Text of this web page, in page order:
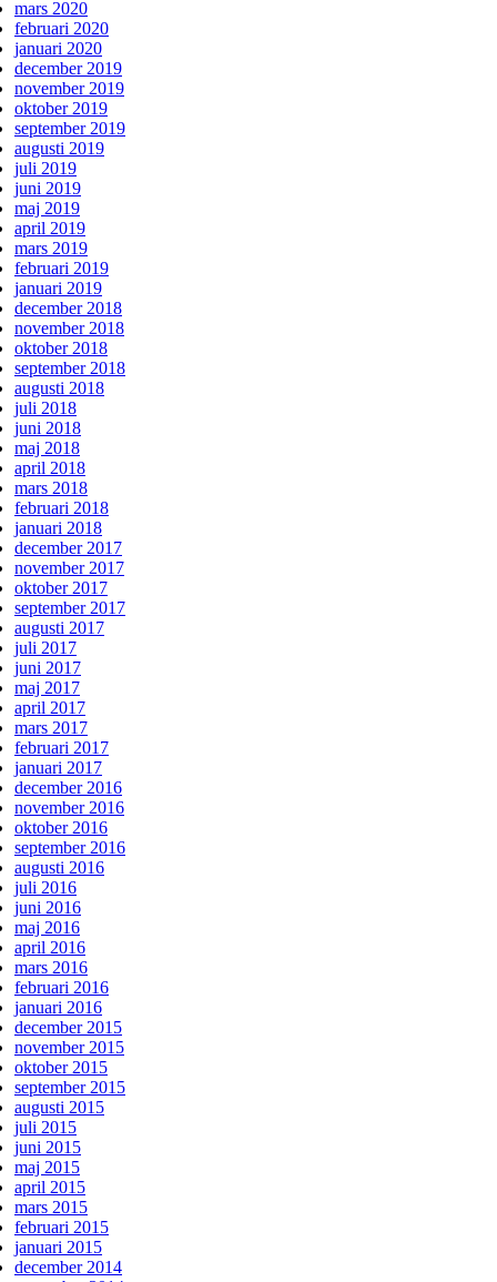
mars 2020
februari 2020
januari 2020
december 2019
november 2019
oktober 2019
september 2019
augusti 2019
juli 2019
juni 2019
maj 2019
april 2019
mars 2019
februari 2019
januari 2019
december 2018
november 2018
oktober 2018
september 2018
augusti 2018
juli 2018
juni 2018
maj 2018
april 2018
mars 2018
februari 2018
januari 2018
december 2017
november 2017
oktober 2017
september 2017
augusti 2017
juli 2017
juni 2017
maj 2017
april 2017
mars 2017
februari 2017
januari 2017
december 2016
november 2016
oktober 2016
september 2016
augusti 2016
juli 2016
juni 2016
maj 2016
april 2016
mars 2016
februari 2016
januari 2016
december 2015
november 2015
oktober 2015
september 2015
augusti 2015
juli 2015
juni 2015
maj 2015
april 2015
mars 2015
februari 2015
januari 2015
december 2014